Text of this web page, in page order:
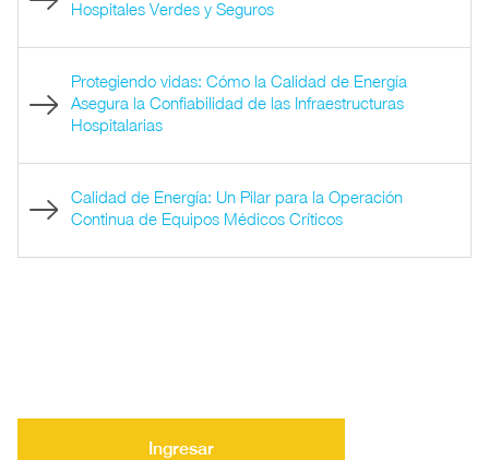
Hospitales Verdes y Seguros
Protegiendo vidas: Cómo la Calidad de Energía
Asegura la Confiabilidad de las Infraestructuras
Hospitalarias
Calidad de Energía: Un Pilar para la Operación
Continua de Equipos Médicos Críticos
Ingresar